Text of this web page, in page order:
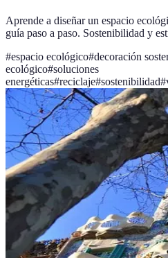
Aprende a diseñar un espacio
guía paso a paso. Sostenibilidad y
#espacio ecológico#decoración
ecológico#soluciones
energéticas#reciclaje#sostenibilidad#